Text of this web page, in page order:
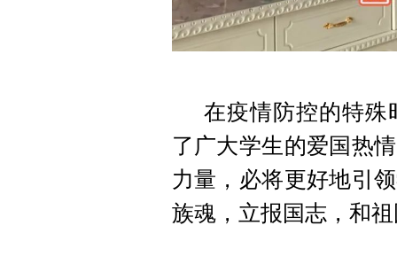
在疫情防控的特殊
了广大学生的爱国热
力量，必将更好地引
族魂，立报国志，和